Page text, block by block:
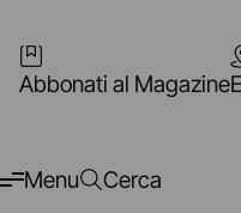
Abbonati al Magazine
Menu Cerca